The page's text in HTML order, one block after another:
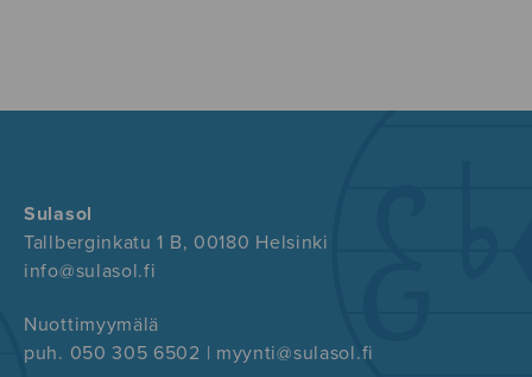
Sulasol
Tallberginkatu 1 B, 00180 Helsinki
info@sulasol.fi
Nuottimyymälä
puh. 050 305 6502 | myynti@sulasol.fi